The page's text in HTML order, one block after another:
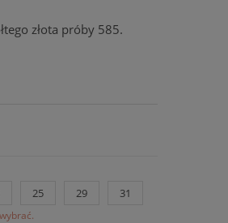
złota próby 585.
25 29 31